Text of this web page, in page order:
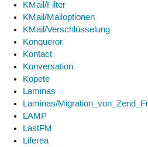
KMail/Filter
KMail/Mailoptionen
KMail/Verschlüsselung
Konqueror
Kontact
Konversation
Kopete
Laminas
Laminas/
LAMP
LastFM
Liferea